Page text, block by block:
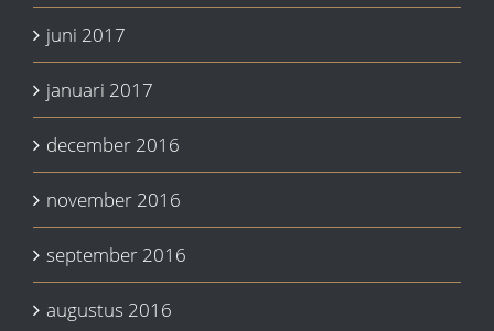
juni 2017
januari 2017
december 2016
november 2016
september 2016
augustus 2016